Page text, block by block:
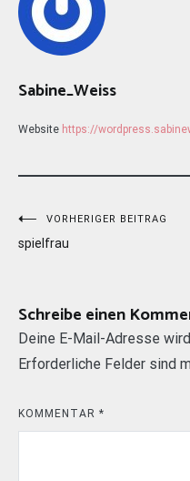
Sabine_Weiss
Website https://
VORHERIGER BEITRAG
spielfrau
Schreibe einen
Deine E-Mail-Adresse
Erforderliche Felder sind
KOMMENTAR *